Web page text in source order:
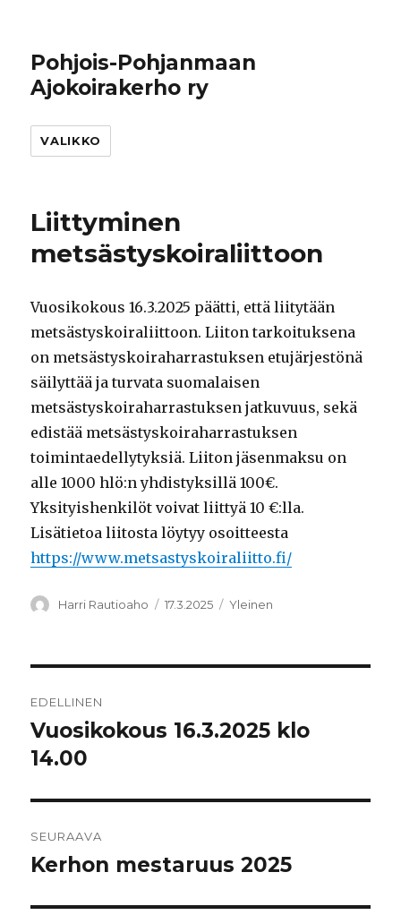
Pohjois-Pohjanmaan
Ajokoirakerho ry
VALIKKO
Liittyminen
metsästyskoiraliittoon
Vuosikokous 16.3.2025 päätti, että liitytään
metsästyskoiraliittoon. Liiton tarkoituksena
on metsästyskoiraharrastuksen etujärjestönä
säilyttää ja turvata suomalaisen
metsästyskoiraharrastuksen jatkuvuus, sekä
edistää metsästyskoiraharrastuksen
toimintaedellytyksiä. Liiton jäsenmaksu on
alle 1000 hlö:n yhdistyksillä 100€.
Yksityishenkilöt voivat liittyä 10 €:lla.
Lisätietoa liitosta löytyy osoitteesta
https://www.metsastyskoiraliitto.fi/
Kirjoittaja
Harri Rautioaho Julkaistu
17.3.2025 Kategoriat
Yleinen
selaus
EDELLINEN
Edellinen
artikkeli:
Vuosikokous 16.3.2025 klo
14.00
SEURAAVA
Seuraava
Kerhon mestaruus 2025